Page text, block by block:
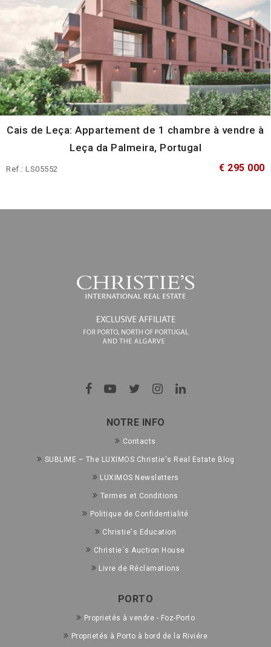
Cais de Leça: Appartement de 1 chambre à vendre à
Leça da Palmeira, Portugal
Ref.: LS05552 € 295 000
NOTRE INFO
Contacts
SUBLIME – The LUXIMOS Christie's Real Estate Blog
LUXIMOS Newsletters
Termes et Conditions
Politique de Confidentialité
Christie's Education
Christie´s Auction House
Livre de Réclamations
PORTO
Proprietés à vendre - Foz-Porto
Proprietés à Porto à bord de la Riviére